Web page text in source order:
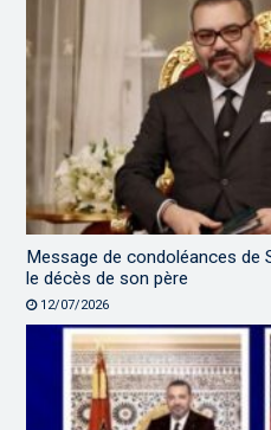
Message de condoléances de
le décès de son père
12/07/2026